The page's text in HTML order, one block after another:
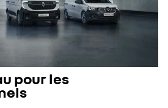
pour les